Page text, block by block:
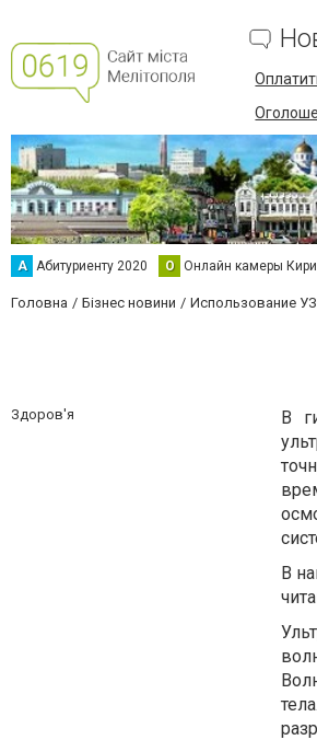
А Абитуриенту 2020 О Онлайн камеры
Головна Бізнес новини Использование
Здоров'я В
В